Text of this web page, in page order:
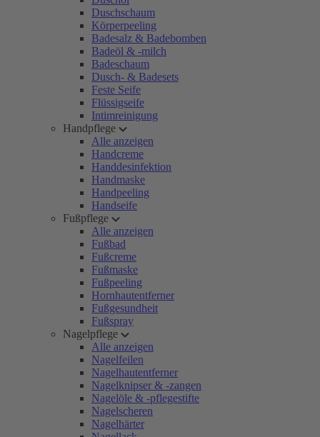
Duschschaum
Körperpeeling
Badesalz & Badebomben
Badeöl & -milch
Badeschaum
Dusch- & Badesets
Feste Seife
Flüssigseife
Intimreinigung
Handpflege
Alle anzeigen
Handcreme
Handdesinfektion
Handmaske
Handpeeling
Handseife
Fußpflege
Alle anzeigen
Fußbad
Fußcreme
Fußmaske
Fußpeeling
Hornhautentferner
Fußgesundheit
Fußspray
Nagelpflege
Alle anzeigen
Nagelfeilen
Nagelhautentferner
Nagelknipser & -zangen
Nagelöle & -pflegestifte
Nagelscheren
Nagelhärter